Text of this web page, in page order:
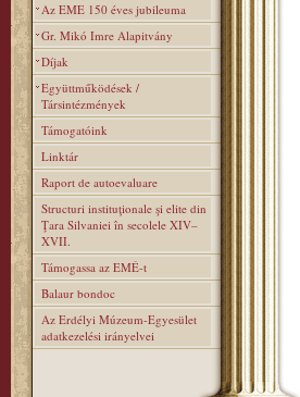
Az EME 150 éves jubileuma
Gr. Mikó Imre Alapitvány
Díjak
Együttműködések /
Társintézmények
Támogatóink
Linktár
Raport de autoevaluare
Structuri instituţionale şi elite din
Ţara Silvaniei în secolele XIV–
XVII.
Támogassa az EMÉ-t
Balaur bondoc
Az Erdélyi Múzeum-Egyesület
adatkezelési irányelvei